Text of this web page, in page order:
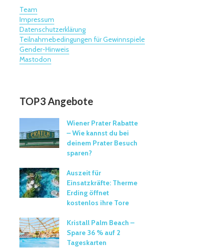
Team
Impressum
Datenschutzerklärung
Teilnahmebedingungen für Gewinnspiele
Gender-Hinweis
Mastodon
TOP3 Angebote
Wiener Prater Rabatte
– Wie kannst du bei
deinem Prater Besuch
sparen?
Auszeit für
Einsatzkräfte: Therme
Erding öffnet
kostenlos ihre Tore
Kristall Palm Beach –
Spare 36 % auf 2
Tageskarten